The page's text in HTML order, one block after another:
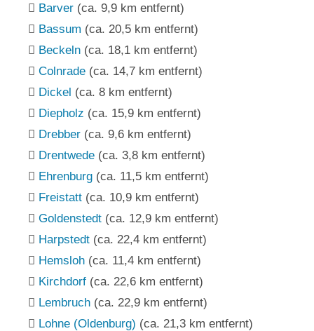
Barver (ca. 9,9 km entfernt)
Bassum (ca. 20,5 km entfernt)
Beckeln (ca. 18,1 km entfernt)
Colnrade (ca. 14,7 km entfernt)
Dickel (ca. 8 km entfernt)
Diepholz (ca. 15,9 km entfernt)
Drebber (ca. 9,6 km entfernt)
Drentwede (ca. 3,8 km entfernt)
Ehrenburg (ca. 11,5 km entfernt)
Freistatt (ca. 10,9 km entfernt)
Goldenstedt (ca. 12,9 km entfernt)
Harpstedt (ca. 22,4 km entfernt)
Hemsloh (ca. 11,4 km entfernt)
Kirchdorf (ca. 22,6 km entfernt)
Lembruch (ca. 22,9 km entfernt)
Lohne (Oldenburg) (ca. 21,3 km entfernt)